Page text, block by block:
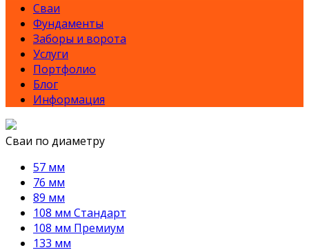
Сваи
Фундаменты
Заборы и ворота
Услуги
Портфолио
Блог
Информация
Сваи по диаметру
57 мм
76 мм
89 мм
108 мм Стандарт
108 мм Премиум
133 мм